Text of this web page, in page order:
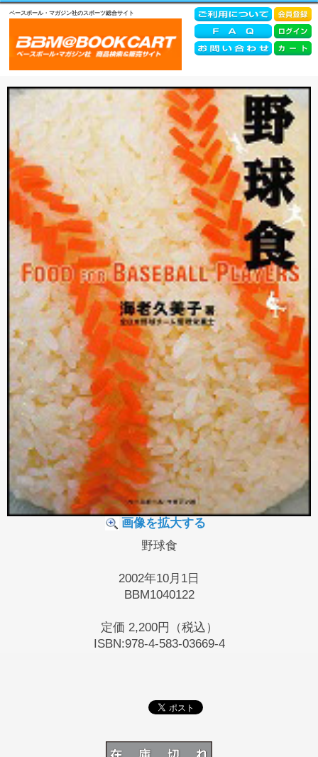
ベースボール・マガジン社のスポーツ総合サイト
画像を拡大する
野球食
2002年10月1日
BBM1040122
定価 2,200円（税込）
ISBN:978-4-583-03669-4